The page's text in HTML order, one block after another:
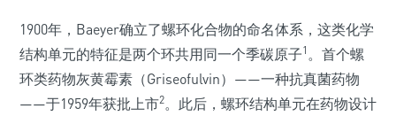
1900年，Baeyer确立了螺环化合物的命名体系，这类化学
结构单元的特征是两个环共用同一个季碳原子1 。首个螺
环类药物灰黄霉素（Griseofulvin）——一种抗真菌药物
——于1959年获批上市2。此后，螺环结构单元在药物设计